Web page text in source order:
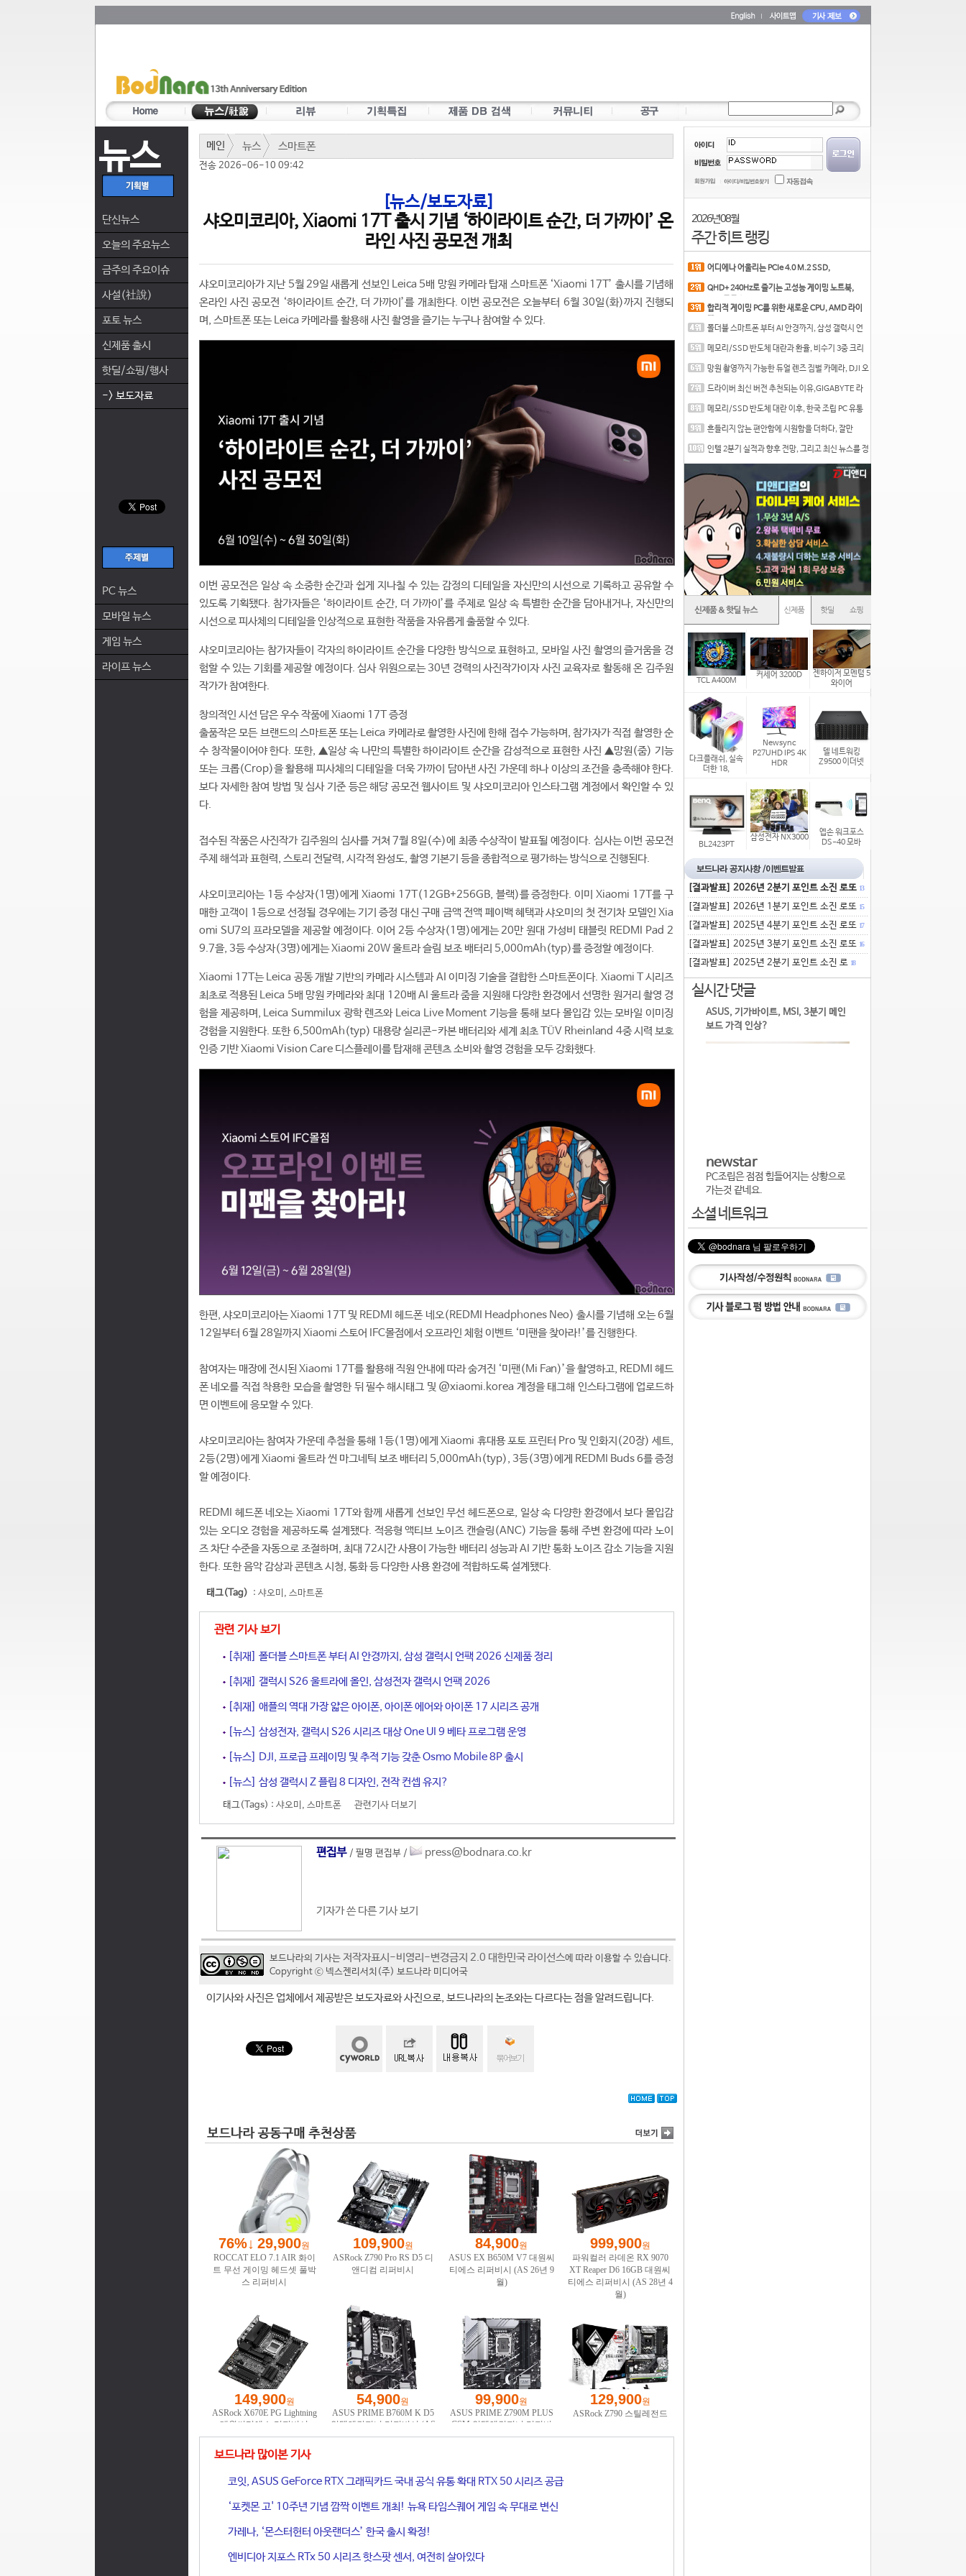
뉴스
단신뉴스
오늘의 주요뉴스
금주의 주요이슈
사설(社說)
포토 뉴스
신제품 출시
핫딜/쇼핑/행사
-> 보도자료
PC 뉴스
모바일 뉴스
게임 뉴스
라이프 뉴스
메인 뉴스 스마트폰
전송 2026-06-10 09:42
[뉴스/보도자료]
샤오미코리아, Xiaomi 17T 출시 기념 ‘하이라이트 순간, 더 가까이’ 온
라인 사진 공모전 개최
샤오미코리아가 지난 5월 29일 새롭게 선보인 Leica 5배 망원 카메라 탑재 스마트폰 ‘Xiaomi 17T’ 출시를 기념해
온라인 사진 공모전 ‘하이라이트 순간, 더 가까이’를 개최한다. 이번 공모전은 오늘부터 6월 30일(화)까지 진행되
며, 스마트폰 또는 Leica 카메라를 활용해 사진 촬영을 즐기는 누구나 참여할 수 있다.
이번 공모전은 일상 속 소중한 순간과 쉽게 지나칠 수 있는 감정의 디테일을 자신만의 시선으로 기록하고 공유할 수
있도록 기획됐다. 참가자들은 ‘하이라이트 순간, 더 가까이’를 주제로 일상 속 특별한 순간을 담아내거나, 자신만의
시선으로 피사체의 디테일을 인상적으로 표현한 작품을 자유롭게 출품할 수 있다.
샤오미코리아는 참가자들이 각자의 하이라이트 순간을 다양한 방식으로 표현하고, 모바일 사진 촬영의 즐거움을 경
험할 수 있는 기회를 제공할 예정이다. 심사 위원으로는 30년 경력의 사진작가이자 사진 교육자로 활동해 온 김주원
작가가 참여한다.
창의적인 시선 담은 우수 작품에 Xiaomi 17T 증정
출품작은 모든 브랜드의 스마트폰 또는 Leica 카메라로 촬영한 사진에 한해 접수 가능하며, 참가자가 직접 촬영한 순
수 창작물이어야 한다. 또한, ▲일상 속 나만의 특별한 하이라이트 순간을 감성적으로 표현한 사진 ▲망원(줌) 기능
또는 크롭(Crop)을 활용해 피사체의 디테일을 더욱 가까이 담아낸 사진 가운데 하나 이상의 조건을 충족해야 한다.
보다 자세한 참여 방법 및 심사 기준 등은 해당 공모전 웹사이트 및 샤오미코리아 인스타그램 계정에서 확인할 수 있
다.
접수된 작품은 사진작가 김주원의 심사를 거쳐 7월 8일(수)에 최종 수상작이 발표될 예정이다. 심사는 이번 공모전
주제 해석과 표현력, 스토리 전달력, 시각적 완성도, 촬영 기본기 등을 종합적으로 평가하는 방식으로 진행된다.
샤오미코리아는 1등 수상자(1명)에게 Xiaomi 17T(12GB+256GB, 블랙)를 증정한다. 이미 Xiaomi 17T를 구
매한 고객이 1등으로 선정될 경우에는 기기 증정 대신 구매 금액 전액 페이백 혜택과 샤오미의 첫 전기차 모델인 Xia
omi SU7의 프라모델을 제공할 예정이다. 이어 2등 수상자(1명)에게는 20만 원대 가성비 태블릿 REDMI Pad 2
9.7을, 3등 수상자(3명)에게는 Xiaomi 20W 울트라 슬림 보조 배터리 5,000mAh(typ)를 증정할 예정이다.
Xiaomi 17T는 Leica 공동 개발 기반의 카메라 시스템과 AI 이미징 기술을 결합한 스마트폰이다. Xiaomi T 시리즈
최초로 적용된 Leica 5배 망원 카메라와 최대 120배 AI 울트라 줌을 지원해 다양한 환경에서 선명한 원거리 촬영 경
험을 제공하며, Leica Summilux 광학 렌즈와 Leica Live Moment 기능을 통해 보다 몰입감 있는 모바일 이미징
경험을 지원한다. 또한 6,500mAh(typ) 대용량 실리콘-카본 배터리와 세계 최초 TÜV Rheinland 4중 시력 보호
인증 기반 Xiaomi Vision Care 디스플레이를 탑재해 콘텐츠 소비와 촬영 경험을 모두 강화했다.
한편, 샤오미코리아는 Xiaomi 17T 및 REDMI 헤드폰 네오(REDMI Headphones Neo) 출시를 기념해 오는 6월
12일부터 6월 28일까지 Xiaomi 스토어 IFC몰점에서 오프라인 체험 이벤트 ‘미팬을 찾아라!’를 진행한다.
참여자는 매장에 전시된 Xiaomi 17T를 활용해 직원 안내에 따라 숨겨진 ‘미팬(Mi Fan)’을 촬영하고, REDMI 헤드
폰 네오를 직접 착용한 모습을 촬영한 뒤 필수 해시태그 및 @xiaomi.korea 계정을 태그해 인스타그램에 업로드하
면 이벤트에 응모할 수 있다.
샤오미코리아는 참여자 가운데 추첨을 통해 1등(1명)에게 Xiaomi 휴대용 포토 프린터 Pro 및 인화지(20장) 세트,
2등(2명)에게 Xiaomi 울트라 씬 마그네틱 보조 배터리 5,000mAh(typ), 3등(3명)에게 REDMI Buds 6를 증정
할 예정이다.
REDMI 헤드폰 네오는 Xiaomi 17T와 함께 새롭게 선보인 무선 헤드폰으로, 일상 속 다양한 환경에서 보다 몰입감
있는 오디오 경험을 제공하도록 설계됐다. 적응형 액티브 노이즈 캔슬링(ANC) 기능을 통해 주변 환경에 따라 노이
즈 차단 수준을 자동으로 조절하며, 최대 72시간 사용이 가능한 배터리 성능과 AI 기반 통화 노이즈 감소 기능을 지원
한다. 또한 음악 감상과 콘텐츠 시청, 통화 등 다양한 사용 환경에 적합하도록 설계됐다.
태그(Tag) : 샤오미 , 스마트폰
관련 기사 보기
[취재] 폴더블 스마트폰 부터 AI 안경까지, 삼성 갤럭시 언팩 2026 신제품 정리
[취재] 갤럭시 S26 울트라에 올인, 삼성전자 갤럭시 언팩 2026
[취재] 애플의 역대 가장 얇은 아이폰, 아이폰 에어와 아이폰 17 시리즈 공개
[뉴스] 삼성전자, 갤럭시 S26 시리즈 대상 One UI 9 베타 프로그램 운영
[뉴스] DJI, 프로급 프레이밍 및 추적 기능 갖춘 Osmo Mobile 8P 출시
[뉴스] 삼성 갤럭시 Z 플립 8 디자인, 전작 컨셉 유지?
태그(Tags) : 샤오미 , 스마트폰 관련기사 더보기
편집부 / 필명 편집부 / press@bodnara.co.kr
기자가 쓴 다른 기사 보기
보드나라의 기사는 저작자표시-비영리-변경금지 2.0 대한민국 라이선스에 따라 이용할 수 있습니다.
Copyright ⓒ 넥스젠리서치(주) 보드나라 미디어국
이기사와 사진은 업체에서 제공받은 보도자료와 사진으로, 보드나라의 논조와는 다르다는 점을 알려드립니다.
보드나라 많이본 기사
코잇, ASUS GeForce RTX 그래픽카드 국내 공식 유통 확대 RTX 50 시리즈 공급
‘포켓몬 고' 10주년 기념 깜짝 이벤트 개최! 뉴욕 타임스퀘어 게임 속 무대로 변신
가레나, ‘몬스터헌터 아웃랜더스’ 한국 출시 확정!
엔비디아 지포스 RTx 50 시리즈 핫스팟 센서, 여전히 살아있다
2026년 08월
주간 히트 랭킹
어디에나 어울리는 PCIe 4.0 M.2 SSD,
QHD+ 240Hz로 즐기는 고성능 게이밍 노트북,
합리적 게이밍 PC를 위한 새로운 CPU, AMD 라이
폴더블 스마트폰 부터 AI 안경까지, 삼성 갤럭시 언
메모리/SSD 반도체 대란과 환율, 비수기 3중 크리
망원 촬영까지 가능한 듀얼 렌즈 짐벌 카메라, DJI 오
드라이버 최신 버전 추천되는 이유,GIGABYTE 라
메모리/SSD 반도체 대란 이후, 한국 조립 PC 유통
흔들리지 않는 편안함에 시원함을 더하다, 잘만
인텔 2분기 실적과 향후 전망, 그리고 최신 뉴스를 정
TCL A400M
커세어 3200D
젠하이저 모멘텀 5
와이어
다크플래쉬, 실속
더한 18,
Newsync
P27UHD IPS 4K
HDR
델 네트워킹
Z9500 이더넷
BL2423PT
삼성전자 NX3000
엡손 워크포스
DS-40 모바
[결과발표] 2026년 2분기 포인트 소진 로또 13
[결과발표] 2026년 1분기 포인트 소진 로또 15
[결과발표] 2025년 4분기 포인트 소진 로또 17
[결과발표] 2025년 3분기 포인트 소진 로또 16
[결과발표] 2025년 2분기 포인트 소진 로 18
실시간 댓글
ASUS, 기가바이트, MSI, 3분기 메인
보드 가격 인상?
newstar
PC조립은 점점 힘들어지는 상황으로
가는것 같네요.
소셜 네트워크